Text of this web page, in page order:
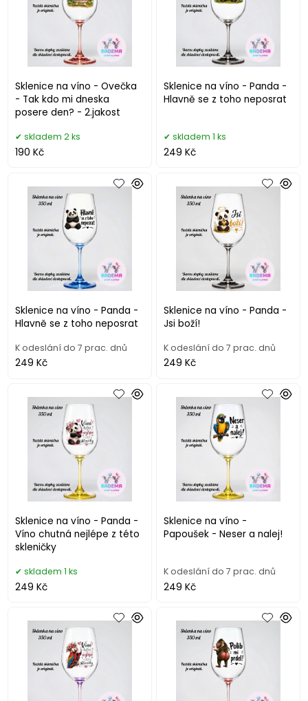
Sklenice na víno - Ovečka
- Tak kdo mi dneska
posere den? - 2.jakost
skladem 2 ks
190 Kč
Sklenice na víno - Panda -
Hlavně se z toho neposrat
skladem 1 ks
249 Kč
Sklenice na víno - Panda -
Hlavně se z toho neposrat
K odeslání do 7 prac. dnů
249 Kč
Sklenice na víno - Panda -
Jsi boží!
K odeslání do 7 prac. dnů
249 Kč
Sklenice na víno - Panda -
Víno chutná nejlépe z této
skleničky
skladem 1 ks
249 Kč
Sklenice na víno -
Papoušek - Neser a nalej!
K odeslání do 7 prac. dnů
249 Kč